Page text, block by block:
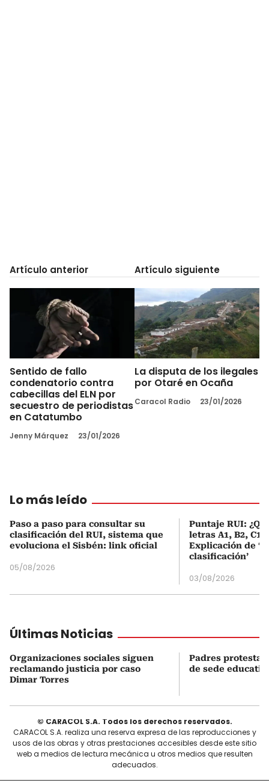
Artículo anterior
Sentido de fallo
condenatorio contra
cabecillas del ELN por
secuestro de periodistas
en Catatumbo
Jenny Márquez 23/01/2026
Artículo siguiente
La disputa de los ilegales
por Otaré en Ocaña
Caracol Radio 23/01/2026
Lo más leído
Paso a paso para consultar su
clasificación del RUI, sistema que
evoluciona el Sisbén: link oficial
05/08/2026
Puntaje RUI:
letras A1, B2, C1
Explicación de
clasificación’
03/08/2026
Últimas Noticias
Organizaciones sociales siguen
reclamando justicia por caso
Dimar Torres
Padres
de sede
© CARACOL S.A. Todos los derechos reservados.
CARACOL S.A. realiza una reserva expresa de las reproducciones y
usos de las obras y otras prestaciones accesibles desde este sitio
web a medios de lectura mecánica u otros medios que resulten
adecuados.